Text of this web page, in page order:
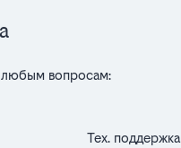
любым вопросам:
Тех. поддержка